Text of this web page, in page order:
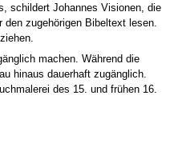
schildert Johannes Visionen, die
zugehörigen Bibeltext lesen.
machen. Während die
hinaus dauerhaft zugänglich.
des 15. und frühen 16.